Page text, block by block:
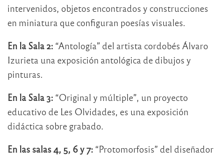
intervenidos, objetos encontrados y construcciones
en miniatura que configuran poesías visuales.
En la Sala 2: “Antología” del artista cordobés Álvaro
Izurieta una exposición antológica de dibujos y
pinturas.
En la Sala 3: “Original y múltiple”, un proyecto
educativo de Les Olvidades, es una exposición
didáctica sobre grabado.
En las salas 4, 5, 6 y 7: “Protomorfosis” del diseñador